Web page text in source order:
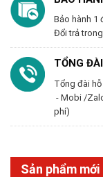
Bảo hành 1
Đổi trả
TỔNG
Tổng đài hỗ
- Mobi /
phí)
Sản phẩm mới